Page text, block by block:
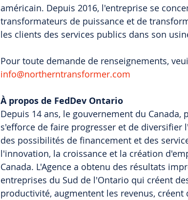
américain. Depuis 2016, l'entreprise se
transformateurs de puissance et de
les clients des services publics dans son
Pour toute demande de renseignements,
info@northerntransformer.com
À propos de FedDev Ontario
Depuis 14 ans, le gouvernement du
s'efforce de faire progresser et de
des possibilités de financement et des
l'innovation, la croissance et la création
Canada. L'Agence a obtenu des résultats
entreprises du Sud de l'Ontario qui créent
productivité, augmentent les revenus,